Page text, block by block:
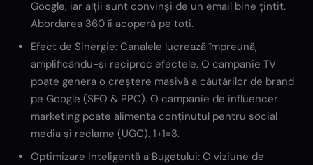
Google, iar alții sunt convinși de un email bine țintit.
Abordarea 360 îi acoperă pe toți.
Efect de Sinergie: Canalele lucrează împreună,
amplificându-și reciproc efectele. O campanie TV
poate genera o creștere masivă a căutărilor de brand
pe Google (SEO & PPC). O campanie de influencer
marketing poate alimenta conținutul pentru social
media și reclame (UGC). 1+1=3.
Optimizare Inteligentă a Bugetului: O viziune de